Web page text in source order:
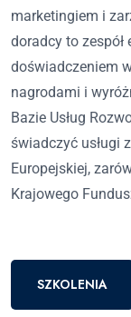
marketingiem i
doradcy to
doświadczeniem
nagrodami i
Bazie Usług
świadczyć usługi
Europejskiej,
Krajowego
SZKOLENIA